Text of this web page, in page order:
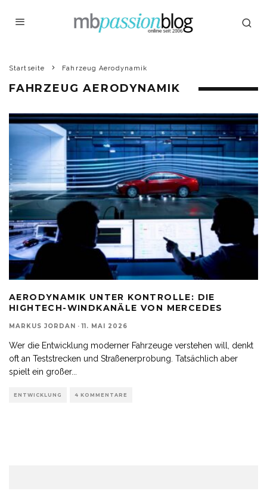
Startseite Fahrzeug Aerodynamik
FAHRZEUG AERODYNAMIK
AERODYNAMIK UNTER KONTROLLE: DIE
HIGHTECH-WINDKANÄLE VON MERCEDES
MARKUS JORDAN · 11. MAI 2026
Wer die Entwicklung moderner Fahrzeuge verstehen will, denkt
oft an Teststrecken und Straßenerprobung. Tatsächlich aber
spielt ein großer...
ENTWICKLUNG 4 KOMMENTARE